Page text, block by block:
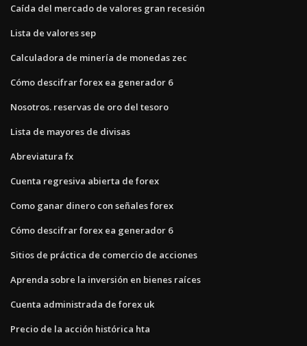
Caída del mercado de valores gran recesión
Lista de valores sep
Calculadora de minería de monedas zec
Cómo descifrar forex ea generador 6
Nosotros. reservas de oro del tesoro
Lista de mayores de divisas
Abreviatura fx
Cuenta regresiva abierta de forex
Como ganar dinero con señales forex
Cómo descifrar forex ea generador 6
Sitios de práctica de comercio de acciones
Aprenda sobre la inversión en bienes raíces
Cuenta administrada de forex uk
Precio de la acción histórica hta